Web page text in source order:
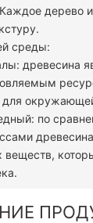
дерево
среды:
древесина
по
веществ,